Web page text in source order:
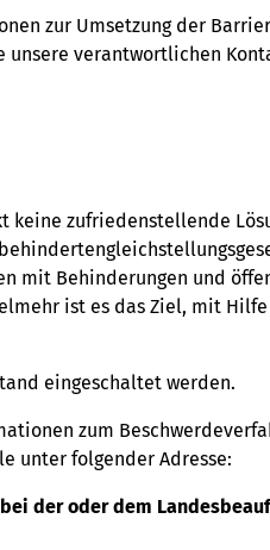
zur Umsetzung der
unsere verantwortlichen
zufriedenstellende
mit Behinderungen und
ist es das Ziel, mit
eingeschaltet werden.
zum
unter folgender Adresse:
der oder dem